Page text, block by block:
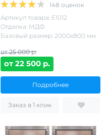
148 оценок
Артикул товара: Е1012
Отделка: МДФ
Базовый размер: 2000х800 мм
от 25 000 р.
от 22 500 р.
Подробнее
Заказ в 1 клик